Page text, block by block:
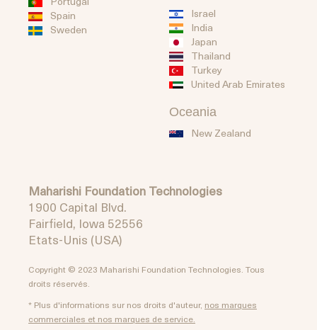
Spain
Sweden
Israel
India
Japan
Thailand
Turkey
United Arab Emirates
Oceania
New Zealand
Maharishi Foundation Technologies
1900 Capital Blvd.
Fairfield, Iowa 52556
Etats-Unis (USA)
Copyright © 2023 Maharishi Foundation Technologies. Tous
droits réservés.
* Plus d'informations sur nos droits d'auteur, nos marques
commerciales et nos marques de service.